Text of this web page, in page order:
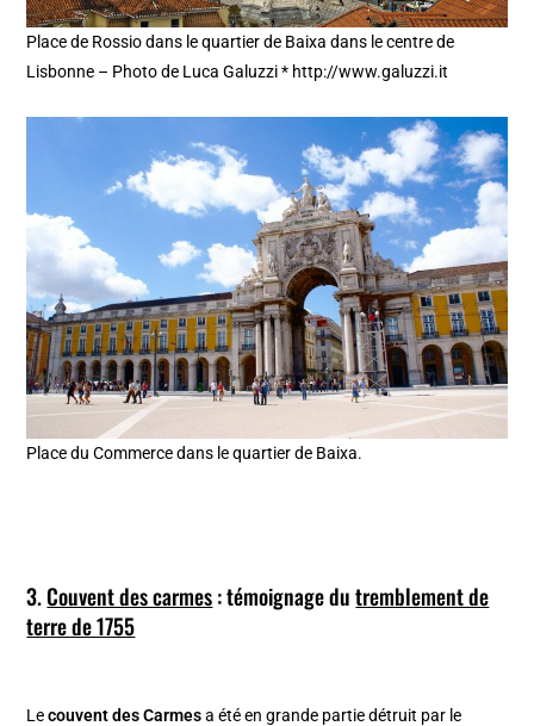
Place de Rossio dans le quartier de Baixa dans le centre de
Lisbonne – Photo de Luca Galuzzi * http://www.galuzzi.it
Place du Commerce dans le quartier de Baixa.
3.Couvent des carmes: témoignage dutremblement de
terre de 1755
Lecouvent des Carmesa été en grande partie détruit par le